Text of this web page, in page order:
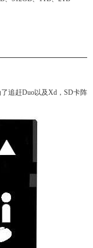
追赶Duo以及Xd，SD卡阵